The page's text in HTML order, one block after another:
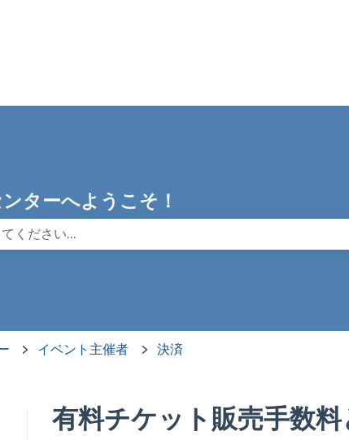
ターへようこそ！
イベント主催者 決済
有料チケット販売手数